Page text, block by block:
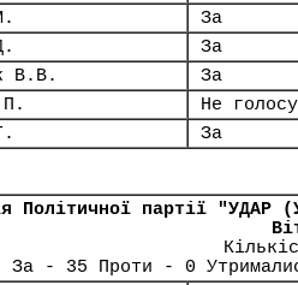
За
За
В.В.
За
Не
За
Політичної партії "УДАР
За - 35 Проти - 0